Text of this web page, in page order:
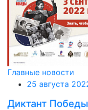
Главные новости
25 августа
Диктант Победы